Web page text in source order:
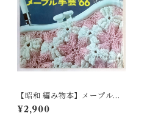
【昭和 編み物本】メープル手
芸'66（昭和41年）
¥2,900